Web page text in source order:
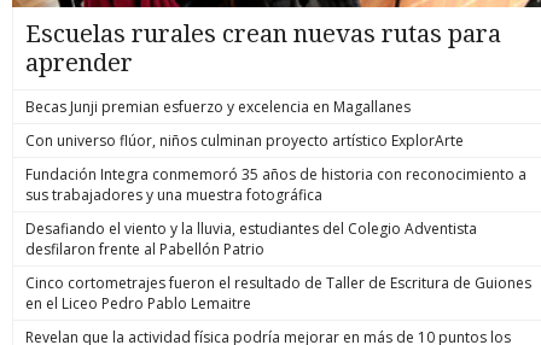
Escuelas rurales crean nuevas rutas para
aprender
Becas Junji premian esfuerzo y excelencia en Magallanes
Con universo flúor, niños culminan proyecto artístico ExplorArte
Fundación Integra conmemoró 35 años de historia con reconocimiento a
sus trabajadores y una muestra fotográfica
Desafiando el viento y la lluvia, estudiantes del Colegio Adventista
desfilaron frente al Pabellón Patrio
Cinco cortometrajes fueron el resultado de Taller de Escritura de Guiones
en el Liceo Pedro Pablo Lemaitre
Revelan que la actividad física podría mejorar en más de 10 puntos los